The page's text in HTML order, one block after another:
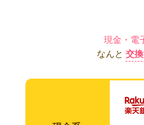
現金・電
なんと 交